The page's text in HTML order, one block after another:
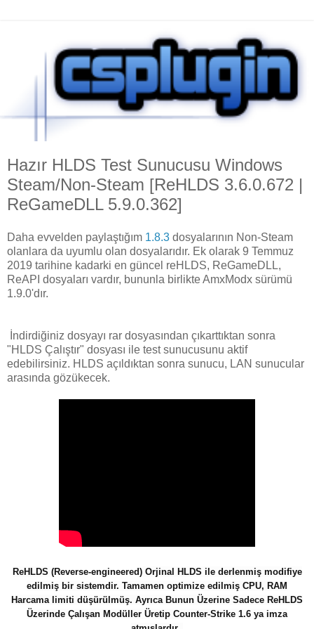
Hazır HLDS Test Sunucusu Windows
Steam/Non-Steam [ReHLDS 3.6.0.672 |
ReGameDLL 5.9.0.362]
Daha evvelden paylaştığım 1.8.3 dosyalarının Non-Steam
olanlara da uyumlu olan dosyalarıdır. Ek olarak 9 Temmuz
2019 tarihine kadarki en güncel reHLDS, ReGameDLL,
ReAPI dosyaları vardır, bununla birlikte AmxModx sürümü
1.9.0'dır.
İndirdiğiniz dosyayı rar dosyasından çıkarttıktan sonra
"HLDS Çalıştır" dosyası ile test sunucusunu aktif
edebilirsiniz. HLDS açıldıktan sonra sunucu, LAN sunucular
arasında gözükecek.
ReHLDS (Reverse-engineered)Orjinal HLDS ile derlenmiş modifiye
edilmiş bir sistemdir. Tamamen optimize edilmiş CPU, RAM
Harcama limiti düşürülmüş. Ayrıca Bunun Üzerine Sadece ReHLDS
Üzerinde Çalışan Modüller Üretip Counter-Strike 1.6 ya imza